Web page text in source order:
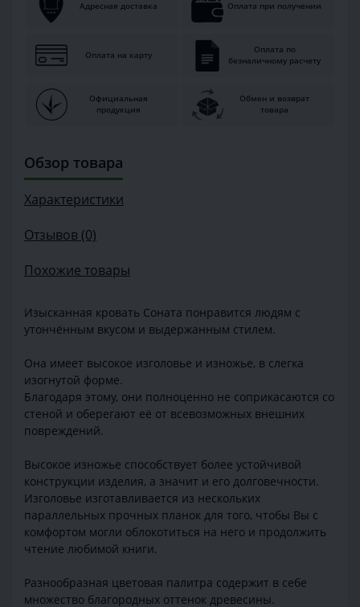
Адресная доставка Оплата при получении
Оплата на карту
Оплата по
безналичному расчету
Официальная
продукция
Обмен и возврат
товара
Обзор товара
Характеристики
Отзывов (0)
Похожие товары
Изысканная кровать Соната понравится людям с
утончённым вкусом и выдержанным стилем.
Она имеет высокое изголовье и изножье, в слегка
изогнутой форме.
Благодаря этому, они полноценно не соприкасаются со
стеной и оберегают её от всевозможных внешних
повреждений.
Высокое изножье способствует более устойчивой
конструкции изделия, а значит и его долговечности.
Изголовье изготавливается из нескольких
параллельных прочных планок для того, чтобы Вы с
комфортом могли облокотиться на него и продолжить
чтение любимой книги.
Разнообразная цветовая палитра содержит в себе
множество благородных оттенок древесины.